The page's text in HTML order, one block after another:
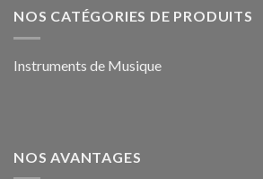
NOS CATÉGORIES DE PRODUITS
Instruments de Musique
NOS AVANTAGES